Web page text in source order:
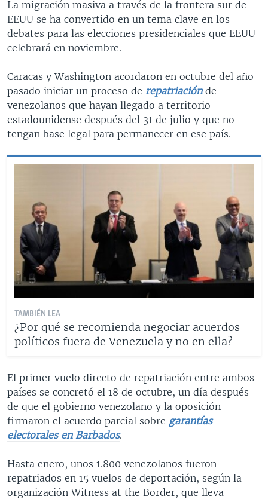
La migración masiva a través de la frontera sur de
EEUU se ha convertido en un tema clave en los
debates para las elecciones presidenciales que EEUU
celebrará en noviembre.
Caracas y Washington acordaron en octubre del año
pasado iniciar un proceso de repatriación de
venezolanos que hayan llegado a territorio
estadounidense después del 31 de julio y que no
tengan base legal para permanecer en ese país.
TAMBIÉN LEA
¿Por qué se recomienda negociar acuerdos
políticos fuera de Venezuela y no en ella?
El primer vuelo directo de repatriación entre ambos
países se concretó el 18 de octubre, un día después
de que el gobierno venezolano y la oposición
firmaron el acuerdo parcial sobre garantías
electorales en Barbados.
Hasta enero, unos 1.800 venezolanos fueron
repatriados en 15 vuelos de deportación, según la
organización Witness at the Border, que lleva